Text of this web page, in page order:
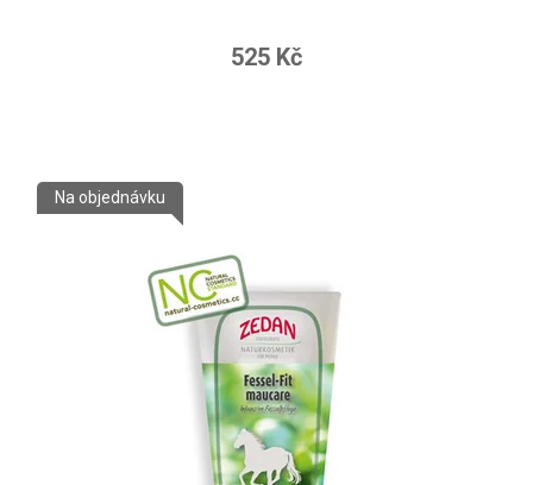
525 Kč
Na objednávku